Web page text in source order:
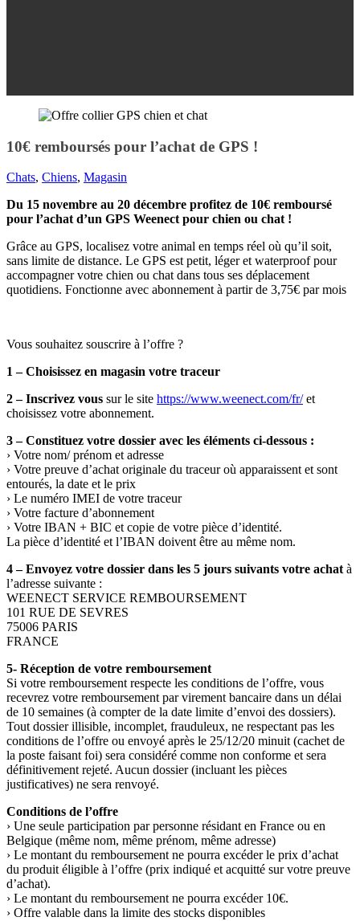
10€ remboursés pour l’achat de GPS !
Chats, Chiens, Magasin
Du 15 novembre au 20 décembre profitez de 10€ remboursé
pour l’achat d’un GPS Weenect pour chien ou chat !
Grâce au GPS, localisez votre animal en temps réel où qu’il soit,
sans limite de distance. Le GPS est petit, léger et waterproof pour
accompagner votre chien ou chat dans tous ses déplacement
quotidiens. Fonctionne avec abonnement à partir de 3,75€ par mois
Vous souhaitez souscrire à l’offre ?
1 – Choisissez en magasin votre traceur
2 – Inscrivez vous sur le site https://www.weenect.com/fr/et
choisissez votre abonnement.
3 – Constituez votre dossier avec les éléments ci-dessous :
› Votre nom/ prénom et adresse
› Votre preuve d’achat originale du traceur où apparaissent et sont
entourés, la date et le prix
› Le numéro IMEI de votre traceur
› Votre facture d’abonnement
› Votre IBAN + BIC et copie de votre pièce d’identité.
La pièce d’identité et l’IBAN doivent être au même nom.
4 – Envoyez votre dossier dans les 5 jours suivants votre achat à
l’adresse suivante :
WEENECT SERVICE REMBOURSEMENT
101 RUE DE SEVRES
75006 PARIS
FRANCE
5- Réception de votre remboursement
Si votre remboursement respecte les conditions de l’offre, vous
recevrez votre remboursement par virement bancaire dans un délai
de 10 semaines (à compter de la date limite d’envoi des dossiers).
Tout dossier illisible, incomplet, frauduleux, ne respectant pas les
conditions de l’offre ou envoyé après le 25/12/20 minuit (cachet de
la poste faisant foi) sera considéré comme non conforme et sera
définitivement rejeté. Aucun dossier (incluant les pièces
justificatives) ne sera renvoyé.
Conditions de l’offre
› Une seule participation par personne résidant en France ou en
Belgique (même nom, même prénom, même adresse)
› Le montant du remboursement ne pourra excéder le prix d’achat
du produit éligible à l’offre (prix indiqué et acquitté sur votre preuve
d’achat).
› Le montant du remboursement ne pourra excéder 10€.
› Offre valable dans la limite des stocks disponibles